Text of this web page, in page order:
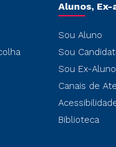
Alunos,
Sou Aluno
Sou
Sou Ex-Aluno
Canais de
Biblioteca